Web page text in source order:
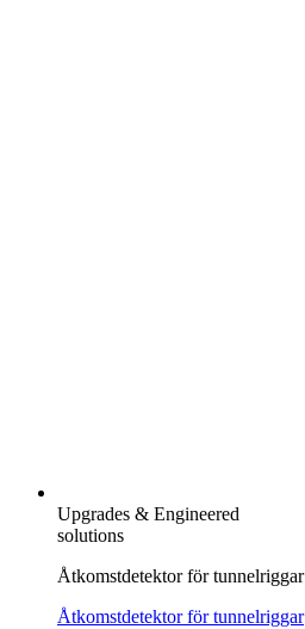
Upgrades & Engineered
solutions
Åtkomstdetektor för tunnelriggar
Åtkomstdetektor för tunnelriggar